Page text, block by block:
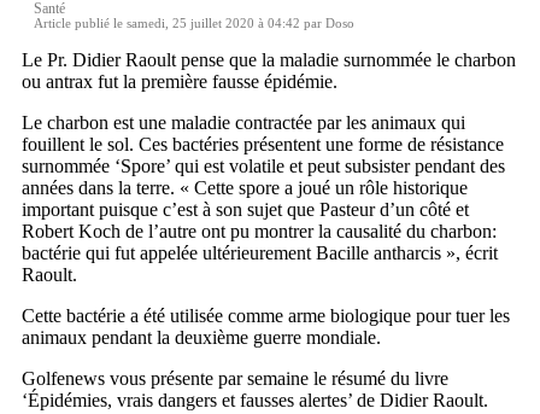
Santé
Article publié le samedi, 25 juillet 2020 à 04:42 par Doso
Le Pr. Didier Raoult pense que la maladie surnommée le charbon
ou antrax fut la première fausse épidémie.
Le charbon est une maladie contractée par les animaux qui
fouillent le sol. Ces bactéries présentent une forme de résistance
surnommée ‘Spore’ qui est volatile et peut subsister pendant des
années dans la terre. « Cette spore a joué un rôle historique
important puisque c’est à son sujet que Pasteur d’un côté et
Robert Koch de l’autre ont pu montrer la causalité du charbon:
bactérie qui fut appelée ultérieurement Bacille antharcis », écrit
Raoult.
Cette bactérie a été utilisée comme arme biologique pour tuer les
animaux pendant la deuxième guerre mondiale.
Golfenews vous présente par semaine le résumé du livre
‘Épidémies, vrais dangers et fausses alertes’ de Didier Raoult.